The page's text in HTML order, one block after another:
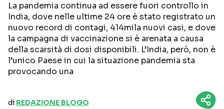
La pandemia continua ad essere fuori controllo in
India, dove nelle ultime 24 ore è stato registrato un
nuovo record di contagi, 414mila nuovi casi, e dove
la campagna di vaccinazione si è arenata a causa
della scarsità di dosi disponibili. L’India, però, non è
l’unico Paese in cui la situazione pandemia sta
provocando una
di REDAZIONE BLOGO